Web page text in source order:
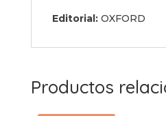
Editorial:OXFORD
Productos